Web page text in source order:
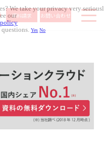
資料請求 お問い合わせ
ー
料
We take your privacy very
our
questions.Yes No